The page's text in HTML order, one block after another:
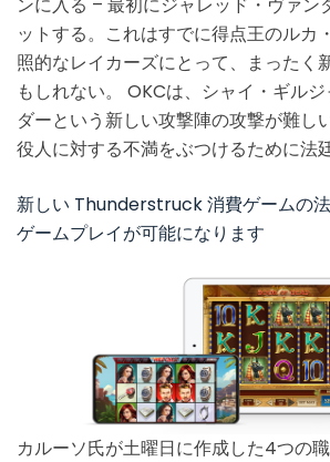
ットする。これはすでに得点王のルカ
照的なレイカーズにとって、まったく
もしれない。 OKCは、シャイ・ギル
ダーという新しい攻撃陣の攻撃が難し
役人に対する不満をぶつけるために法
新しい Thunderstruck 消費ゲームの法
ゲームプレイが可能になります
カルーソ氏が土曜日に作成した4つの